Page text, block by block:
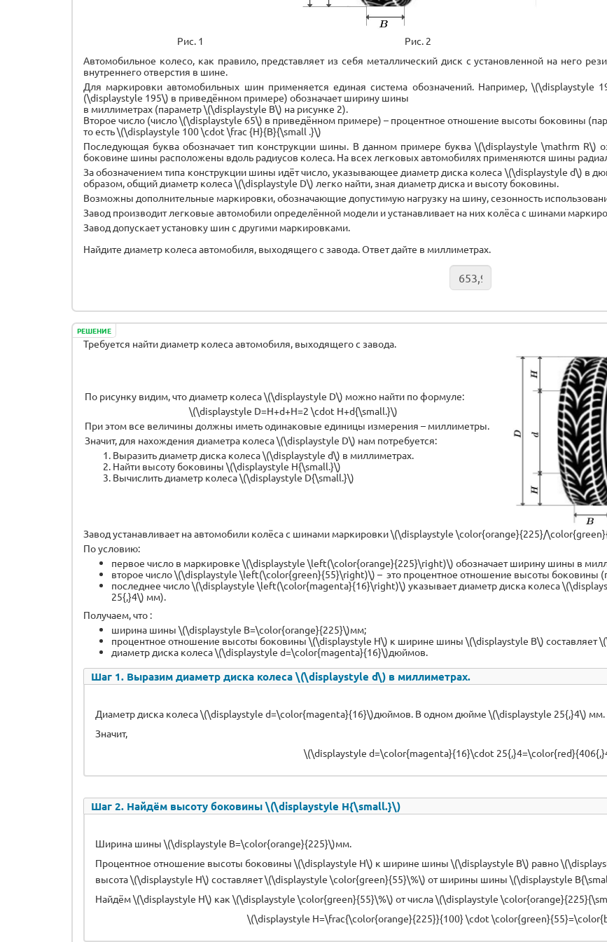
Рис. 1
Рис. 2
Автомобильное колесо, как правило, представляет из себя металлический диск с установленной на него
внутреннего отверстия в шине.
Для маркировки автомобильных шин применяется единая система обозначений. Например, \(\displaystyle
(\displaystyle 195\) в приведённом примере) обозначает ширину шины
в миллиметрах (параметр \(\displaystyle B\) на рисунке 2).
Второе число (число \(\displaystyle 65\) в приведённом примере) – процентное отношение высоты боковины
то есть \(\displaystyle 100 \cdot \frac {H}{B}{\small .}\)
Последующая буква обозначает тип конструкции шины. В данном примере буква \(\displaystyle \mathrm R\)
боковине шины расположены вдоль радиусов колеса. На всех легковых автомобилях применяются шины
За обозначением типа конструкции шины идёт число, указывающее диаметр диска колеса \(\displaystyle d\) в
образом, общий диаметр колеса \(\displaystyle D\) легко найти, зная диаметр диска и высоту боковины.
Возможны дополнительные маркировки, обозначающие допустимую нагрузку на шину, сезонность
Завод производит легковые автомобили определённой модели и устанавливает на них колёса с шинами
Завод допускает установку шин с другими маркировками.
Найдите диаметр колеса автомобиля, выходящего с завода. Ответ дайте в миллиметрах.
РЕШЕНИЕ
Требуется найти диаметр колеса автомобиля, выходящего с завода.
По рисунку видим, что диаметр колеса \(\displaystyle D\) можно найти по формуле:
\(\displaystyle D=H+d+H=2 \cdot H+d{\small.}\)
При этом все величины должны иметь одинаковые единицы измерения – миллиметры.
Значит, для нахождения диаметра колеса \(\displaystyle D\) нам потребуется:
Выразить диаметр диска колеса \(\displaystyle d\) в миллиметрах.
Найти высоту боковины \(\displaystyle H{\small.}\)
Вычислить диаметр колеса \(\displaystyle D{\small.}\)
Завод устанавливает на автомобили колёса с шинами маркировки \(\displaystyle \color{orange}{225}/
По условию:
первое число в маркировке \(\displaystyle \left(\color{orange}{225}\right)\) обозначает ширину шины в
второе число \(\displaystyle \left(\color{green}{55}\right)\) – это процентное отношение высоты
последнее число \(\displaystyle \left(\color{magenta}{16}\right)\) указывает диаметр диска колеса
25{,}4\) мм).
Получаем, что :
ширина шины \(\displaystyle B=\color{orange}{225}\)мм;
процентное отношение высоты боковины \(\displaystyle H\) к ширине шины \(\displaystyle B\) составляет
диаметр диска колеса \(\displaystyle d=\color{magenta}{16}\)дюймов.
Шаг 1. Выразим диаметр диска колеса \(\displaystyle d\) в миллиметрах.
Диаметр диска колеса \(\displaystyle d=\color{magenta}{16}\)дюймов. В одном дюйме \(\displaystyle 25{,}4\) мм.
Значит,
\(\displaystyle d=\color{magenta}{16}\cdot
Шаг 2. Найдём высоту боковины \(\displaystyle H{\small.}\)
Ширина шины \(\displaystyle B=\color{orange}{225}\)мм.
Процентное отношение высоты боковины \(\displaystyle H\) к ширине шины \(\displaystyle B\) равно
высота \(\displaystyle H\) составляет \(\displaystyle \color{green}{55}\%\) от ширины шины \(\displaystyle
Найдём \(\displaystyle H\) как \(\displaystyle \color{green}{55}\%\) от числа \(\displaystyle
\(\displaystyle H=\frac{\color{orange}{225}}{100} \cdot